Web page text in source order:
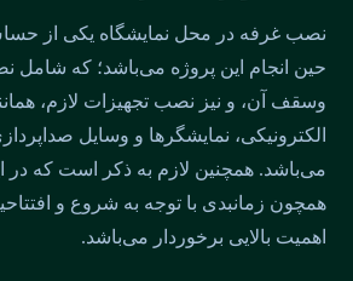
نصب غرفه در محل نمایشگاه یکی از
حین انجام این پروژه می‌باشد؛ که شامل
وسقف آن، و نیز نصب تجهیزات لازم،
الکترونیکی، نمایشگرها و وسایل
می‌باشد. همچنین لازم به ذکر است که در
همچون زمانبدی با توجه به شروع و
اهمیت بالایی برخوردار می‌باشد.